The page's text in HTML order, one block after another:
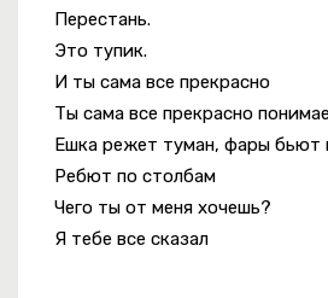
Перестань.
Это тупик.
И ты сама все прекрасно
Ты сама все прекрасно
Ешка режет туман, фары бьют
Ребют по столбам
Чего ты от меня хочешь?
Я тебе все сказал